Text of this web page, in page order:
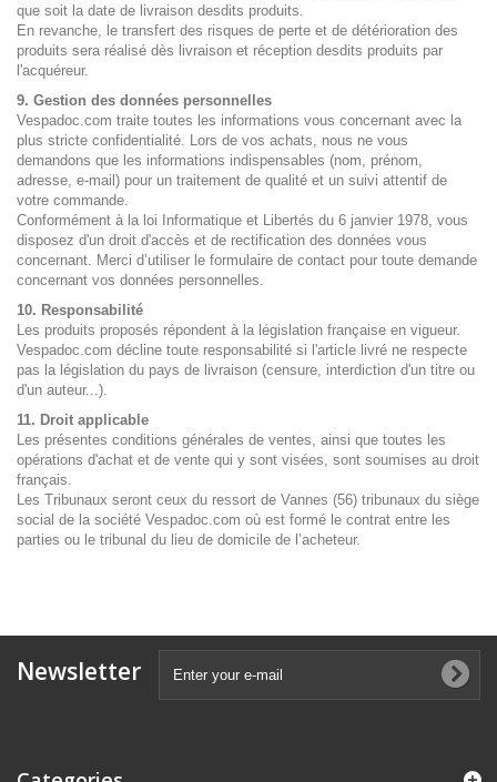
que soit la date de livraison desdits produits.
En revanche, le transfert des risques de perte et de détérioration des
produits sera réalisé dès livraison et réception desdits produits par
l'acquéreur.
9. Gestion des données personnelles
Vespadoc.com traite toutes les informations vous concernant avec la
plus stricte confidentialité. Lors de vos achats, nous ne vous
demandons que les informations indispensables (nom, prénom,
adresse, e-mail) pour un traitement de qualité et un suivi attentif de
votre commande.
Conformément à la loi Informatique et Libertés du 6 janvier 1978, vous
disposez d'un droit d'accès et de rectification des données vous
concernant. Merci d’utiliser le formulaire de contact pour toute demande
concernant vos données personnelles.
10. Responsabilité
Les produits proposés répondent à la législation française en vigueur.
Vespadoc.com décline toute responsabilité si l'article livré ne respecte
pas la législation du pays de livraison (censure, interdiction d'un titre ou
d'un auteur...).
11. Droit applicable
Les présentes conditions générales de ventes, ainsi que toutes les
opérations d'achat et de vente qui y sont visées, sont soumises au droit
français.
Les Tribunaux seront ceux du ressort de Vannes (56) tribunaux du siège
social de la société Vespadoc.com où est formé le contrat entre les
parties ou le tribunal du lieu de domicile de l’acheteur.
Newsletter